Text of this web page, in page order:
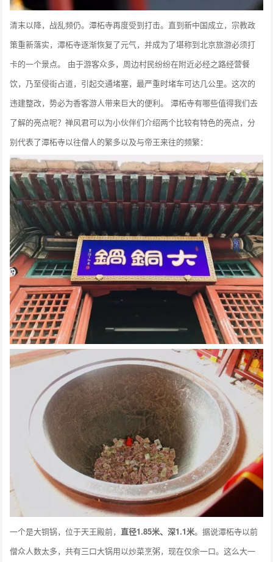
清末以降，战乱频仍。潭柘寺再度受到打击。直到新中国成立，宗教政
策重新落实，潭柘寺逐渐恢复了元气，并成为了堪称到北京旅游必须打
卡的一个景点。 由于游客众多，周边村民纷纷在附近必经之路经营餐
饮，乃至侵街占道，引起交通堵塞，最严重时堵车可达几公里。这次的
违建整改，势必为香客游人带来巨大的便利。 潭柘寺有哪些值得我们去
了解的亮点呢？禅风君可以为小伙伴们介绍两个比较有特色的亮点，分
别代表了潭柘寺以往僧人的繁多以及与帝王来往的频繁：
一个是大铜锅，位于天王殿前，直径1.85米、深1.1米。据说潭柘寺以前
僧众人数太多，共有三口大锅用以炒菜烹粥，现在仅余一口。这么大一